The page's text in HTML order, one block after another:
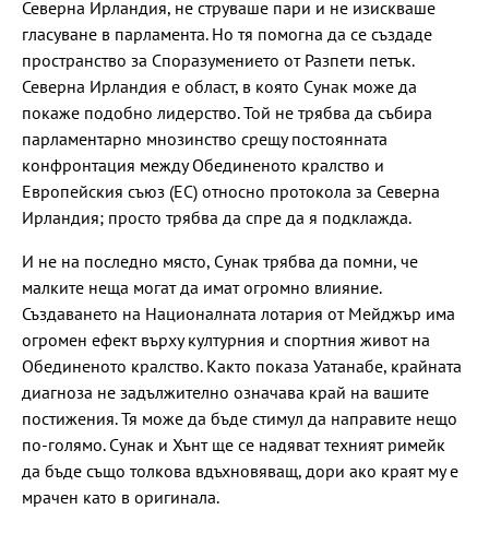
Северна Ирландия, не струваше пари и не изискваше
гласуване в парламента. Но тя помогна да се създаде
пространство за Споразумението от Разпети петък.
Северна Ирландия е област, в която Сунак може да
покаже подобно лидерство. Той не трябва да събира
парламентарно мнозинство срещу постоянната
конфронтация между Обединеното кралство и
Европейския съюз (ЕС) относно протокола за Северна
Ирландия; просто трябва да спре да я подклажда.
И не на последно място, Сунак трябва да помни, че
малките неща могат да имат огромно влияние.
Създаването на Националната лотария от Мейджър има
огромен ефект върху културния и спортния живот на
Обединеното кралство. Както показа Уатанабе, крайната
диагноза не задължително означава край на вашите
постижения. Тя може да бъде стимул да направите нещо
по-голямо. Сунак и Хънт ще се надяват техният римейк
да бъде също толкова вдъхновяващ, дори ако краят му е
мрачен като в оригинала.